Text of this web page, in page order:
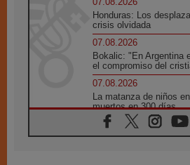
Honduras: Los
crisis olvidada
07.08.2026
Bokalic: "En Argentina
el compromiso del
07.08.2026
La matanza de niños
muertos en 300 días
07.08.2026
Tagle: La guerra